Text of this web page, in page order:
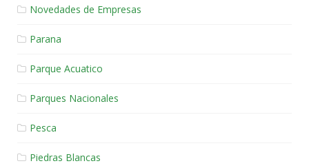
Novedades de Empresas
Parana
Parque Acuatico
Parques Nacionales
Pesca
Piedras Blancas